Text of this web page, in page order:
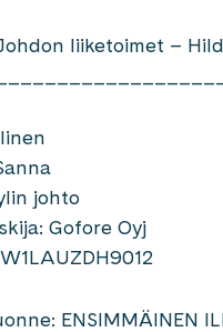
liiketoimet –
johto
Gofore Oyj
ENSIMMÄINEN